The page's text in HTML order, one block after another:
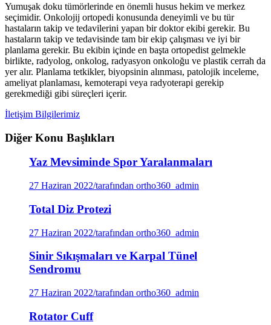
Yumuşak doku tümörlerinde en önemli husus hekim ve merkez
seçimidir. Onkolojij ortopedi konusunda deneyimli ve bu tür
hastaların takip ve tedavilerini yapan bir doktor ekibi gerekir. Bu
hastaların takip ve tedavisinde tam bir ekip çalışması ve iyi bir
planlama gerekir. Bu ekibin içinde en başta ortopedist gelmekle
birlikte, radyolog, onkolog, radyasyon onkoloğu ve plastik cerrah da
yer alır. Planlama tetkikler, biyopsinin alınması, patolojik inceleme,
ameliyat planlaması, kemoterapi veya radyoterapi gerekip
gerekmediği gibi süreçleri içerir.
İletişim Bilgilerimiz
Diğer Konu Başlıkları
Yaz Mevsiminde Spor Yaralanmaları
27 Haziran 2022/tarafından ortho360_admin
Total Diz Protezi
27 Haziran 2022/tarafından ortho360_admin
Sinir Sıkışmaları ve Karpal Tünel
Sendromu
27 Haziran 2022/tarafından ortho360_admin
Rotator Cuff